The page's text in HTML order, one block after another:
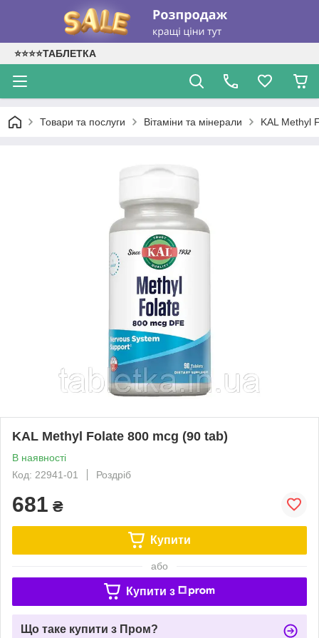
⭐⭐⭐⭐ТАБЛЕТКА
Товари та послуги Вітаміни та мінерали KAL Methyl
KAL Methyl Folate 800 mcg (90 tab)
В наявності
Код: 22941-01
Роздріб
681 ₴
Купити
або
Купити з
Що таке купити з Пром?